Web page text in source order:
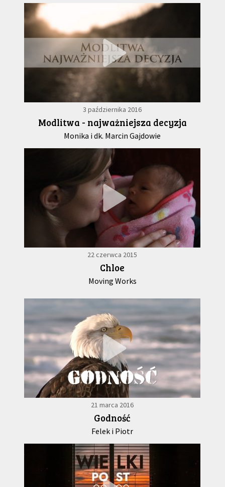
3 października 2016
Modlitwa - najważniejsza decyzja
Monika i dk. Marcin Gajdowie
22 czerwca 2015
Chloe
Moving Works
21 marca 2016
Godność
Felek i Piotr